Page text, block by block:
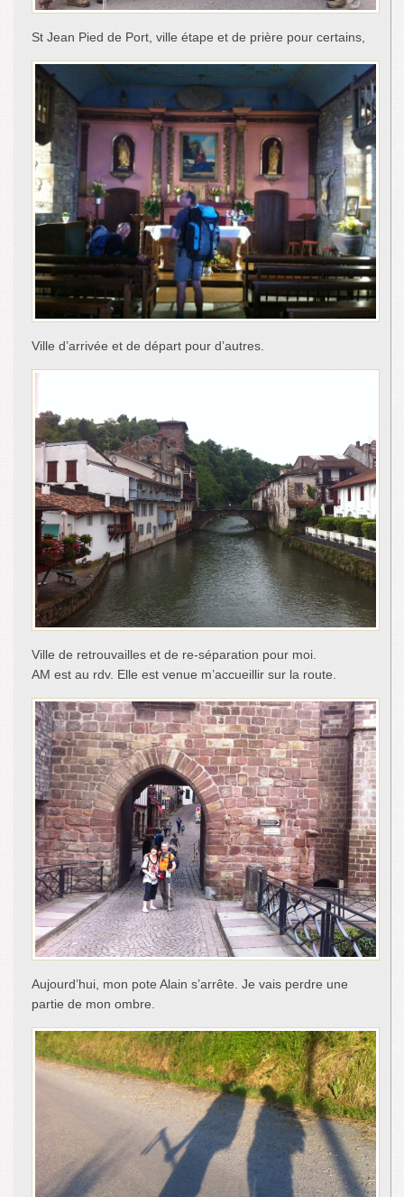
St Jean Pied de Port, ville étape et de prière pour certains,
Ville d’arrivée et de départ pour d’autres.
Ville de retrouvailles et de re-séparation pour moi.
AM est au rdv. Elle est venue m’accueillir sur la route.
Aujourd’hui, mon pote Alain s’arrête. Je vais perdre une
partie de mon ombre.